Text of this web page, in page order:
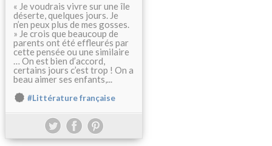
« Je voudrais vivre sur une île
déserte, quelques jours. Je
n’en peux plus de mes gosses.
» Je crois que beaucoup de
parents ont été effleurés par
cette pensée ou une similaire
… On est bien d’accord,
certains jours c’est trop ! On a
beau aimer ses enfants,...
#Littérature française